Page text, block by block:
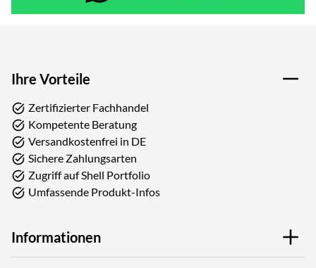
Ihre Vorteile
Zertifizierter Fachhandel
Kompetente Beratung
Versandkostenfrei in DE
Sichere Zahlungsarten
Zugriff auf Shell Portfolio
Umfassende Produkt-Infos
Informationen